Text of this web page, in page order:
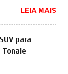
mas com um
– algo
com as
que o Dune
Ao todo,
(abreviação
imagem teaser
GTX, o
no
apareceu em
onde ele
LEIA MAIS
para